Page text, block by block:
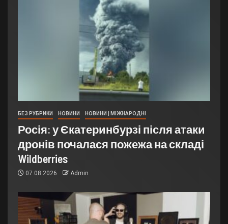
БЕЗ РУБРИКИ НОВИНИ НОВИНИ | МІЖНАРОДНІ
Росія: у Єкатеринбурзі після атаки
дронів почалася пожежа на складі
Wildberries
07.08.2026 Admin